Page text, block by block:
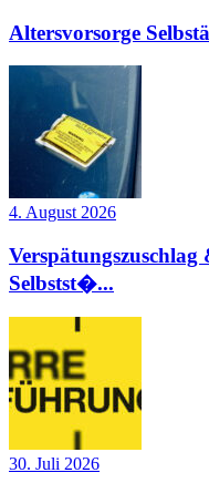
Altersvorsorge
4. August 2026
Verspätungszuschlag
Selbstst�...
30. Juli 2026